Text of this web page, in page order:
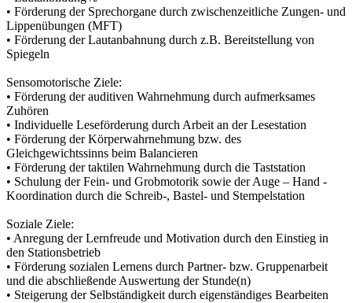
• Förderung der Sprechorgane durch zwischenzeitliche Zungen- und
Lippenübungen (MFT)
• Förderung der Lautanbahnung durch z.B. Bereitstellung von
Spiegeln
Sensomotorische Ziele:
• Förderung der auditiven Wahrnehmung durch aufmerksames
Zuhören
• Individuelle Leseförderung durch Arbeit an der Lesestation
• Förderung der Körperwahrnehmung bzw. des
Gleichgewichtssinns beim Balancieren
• Förderung der taktilen Wahrnehmung durch die Taststation
• Schulung der Fein- und Grobmotorik sowie der Auge – Hand -
Koordination durch die Schreib-, Bastel- und Stempelstation
Soziale Ziele:
• Anregung der Lernfreude und Motivation durch den Einstieg in
den Stationsbetrieb
• Förderung sozialen Lernens durch Partner- bzw. Gruppenarbeit
und die abschließende Auswertung der Stunde(n)
• Steigerung der Selbständigkeit durch eigenständiges Bearbeiten